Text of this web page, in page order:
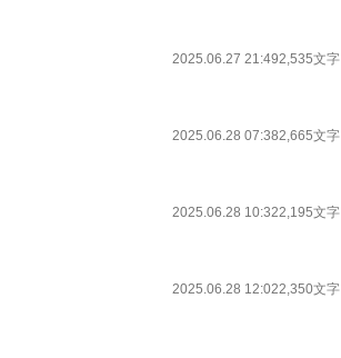
2025.06.27 21:492,535文字
2025.06.28 07:382,665文字
2025.06.28 10:322,195文字
2025.06.28 12:022,350文字